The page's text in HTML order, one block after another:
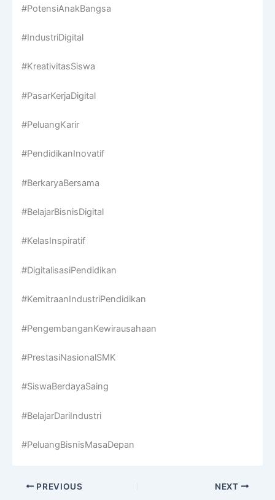
#PotensiAnakBangsa
#IndustriDigital
#KreativitasSiswa
#PasarKerjaDigital
#PeluangKarir
#PendidikanInovatif
#BerkaryaBersama
#BelajarBisnisDigital
#KelasInspiratif
#DigitalisasiPendidikan
#KemitraanIndustriPendidikan
#PengembanganKewirausahaan
#PrestasiNasionalSMK
#SiswaBerdayaSaing
#BelajarDariIndustri
#PeluangBisnisMasaDepan
PREVIOUS NEXT